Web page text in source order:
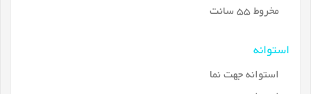
مخروط 55 سانت
استوانه
استوانه جهت نما